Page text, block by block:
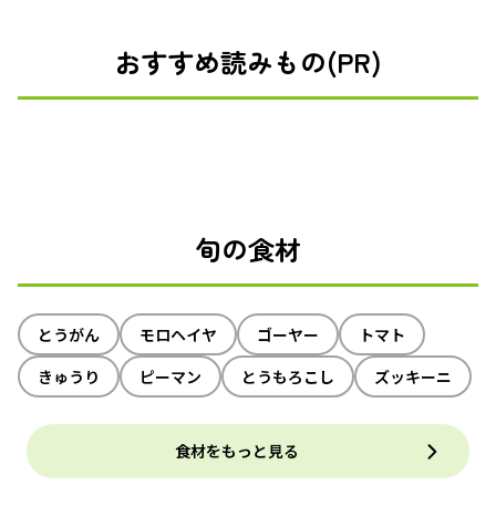
おすすめ読みもの(PR)
旬の食材
とうがん モロヘイヤ ゴーヤー
トマト
きゅうり
ピーマン とうもろこし ズッキーニ
食材をもっと見る